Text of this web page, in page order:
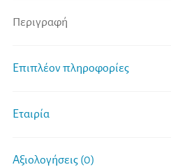
Περιγραφή
Επιπλέον πληροφορίες
Εταιρία
Αξιολογήσεις (0)